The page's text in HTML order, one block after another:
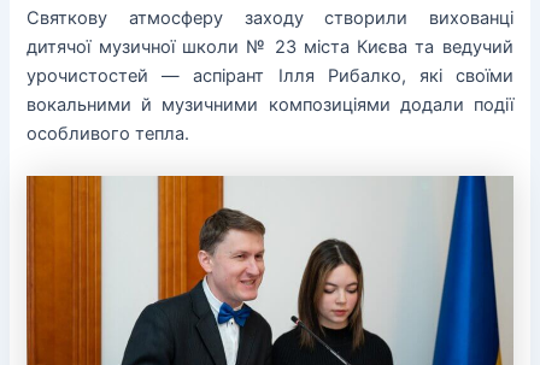
Святкову атмосферу заходу створили вихованці
дитячої музичної школи № 23 міста Києва та ведучий
урочистостей — аспірант Ілля Рибалко, які своїми
вокальними й музичними композиціями додали події
особливого тепла.